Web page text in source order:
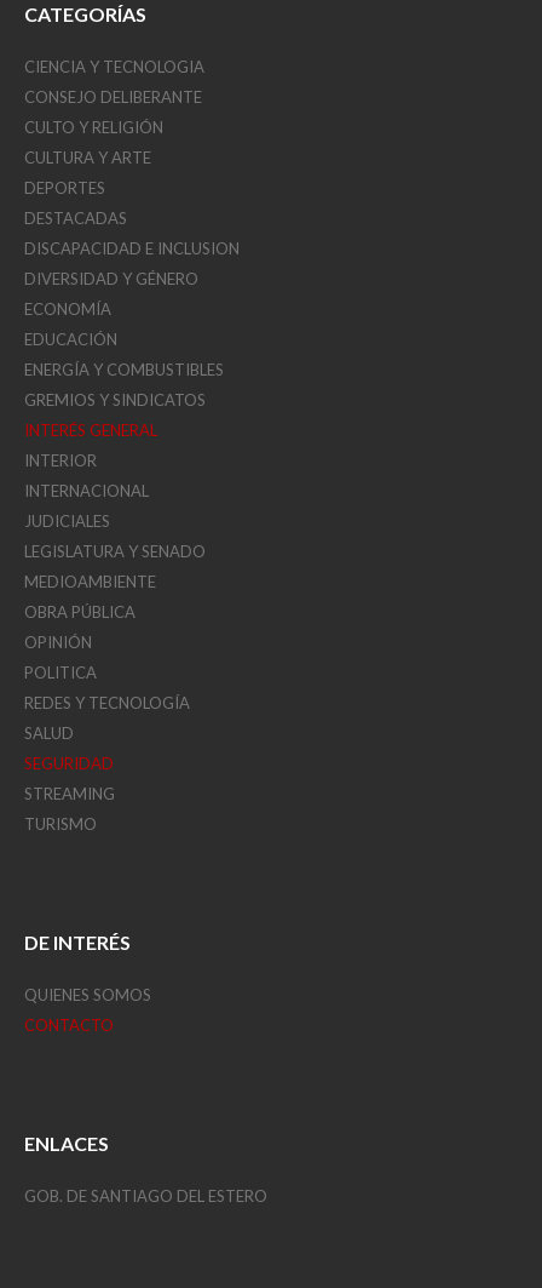
CATEGORÍAS
CIENCIA Y TECNOLOGIA
CONSEJO DELIBERANTE
CULTO Y RELIGIÓN
CULTURA Y ARTE
DEPORTES
DESTACADAS
DISCAPACIDAD E INCLUSION
DIVERSIDAD Y GÉNERO
ECONOMÍA
EDUCACIÓN
ENERGÍA Y COMBUSTIBLES
GREMIOS Y SINDICATOS
INTERÉS GENERAL
INTERIOR
INTERNACIONAL
JUDICIALES
LEGISLATURA Y SENADO
MEDIOAMBIENTE
OBRA PÚBLICA
OPINIÓN
POLITICA
REDES Y TECNOLOGÍA
SALUD
SEGURIDAD
STREAMING
TURISMO
DE INTERÉS
QUIENES SOMOS
CONTACTO
ENLACES
GOB. DE SANTIAGO DEL ESTERO